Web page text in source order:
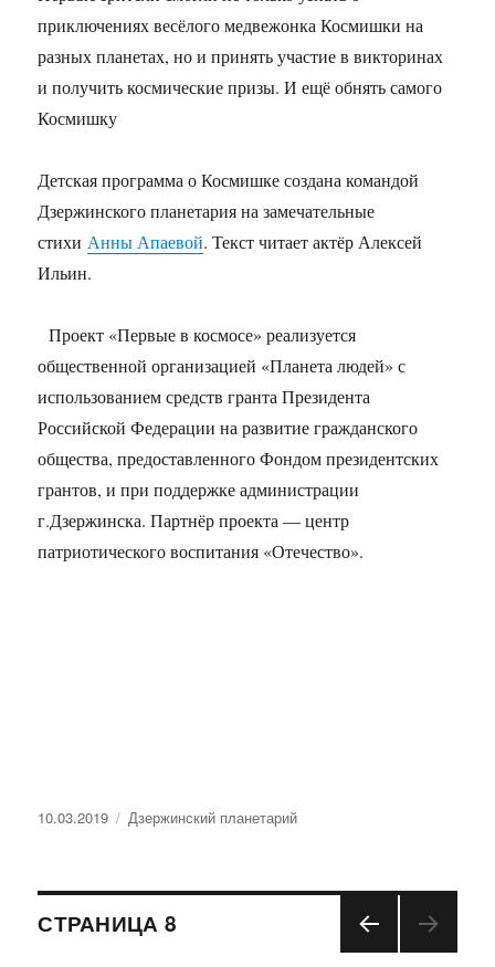
приключениях весёлого медвежонка Космишки на
разных планетах, но и принять участие в викторинах
и получить космические призы. И ещё обнять самого
Космишку
Детская программа о Космишке создана командой
Дзержинского планетария на замечательные
стихи Анны Апаевой. Текст читает актёр Алексей
Ильин.
Проект «Первые в космосе» реализуется
общественной организацией «Планета людей» с
использованием средств гранта Президента
Российской Федерации на развитие гражданского
общества, предоставленного Фондом президентских
грантов, и при поддержке администрации
г.Дзержинска. Партнёр проекта — центр
патриотического воспитания «Отечество».
Опубликовано
10.03.2019 Рубрики
Дзержинский планетарий
Навигация
СТРАНИЦА 8